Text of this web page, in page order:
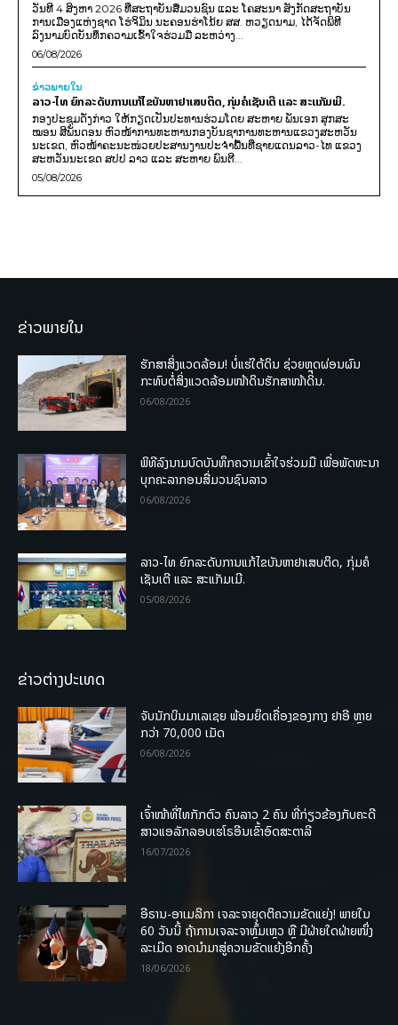
ວັນທີ 4 ສິງຫາ 2026 ທີ່ສະຖາບັນສື່ມວນຊົນ ແລະ ໂຄສະນາ ສັງກັດສະຖາບັນ
ການເມືອງແຫ່ງຊາດ ໂຮ່ຈິມິນ ນະຄອນຮ່າໂນ້ຍ ສສ. ຫວຽດນາມ, ໄດ້ຈັດພິທີ
ລົງນາມບົດບັນທຶກຄວາມເຂົ້າໃຈຮ່ວມມື ລະຫວ່າງ...
06/08/2026
ຂ່າວພາຍ​ໃນ
ລາວ-ໄທ ຍົກລະດັບການແກ້ໄຂບັນຫາຢາເສບຕິດ, ກຸ່ມຄໍເຊັນເຕີ ແລະ ສະແກັມເມີ.
ກອງປະຊຸມດັ່ງກ່າວ ໃຫ້ກຽດເປັນປະທານຮ່ວມໂດຍ ສະຫາຍ ພັນເອກ ສຸກສະ
ໝອນ ສີພັນດອນ ຫົວໜ້າການທະຫານກອງບັນຊາການທະຫານແຂວງສະຫວັນ
ນະເຂດ, ຫົວໜ້າຄະນະໜ່ວຍປະສານງານປະຈຳພື້ນທີ່ຊາຍແດນລາວ-ໄທ ແຂວງ
ສະຫວັນນະເຂດ ສປປ ລາວ ແລະ ສະຫາຍ ພົນຕີ...
05/08/2026
ຂ່າວພາຍໃນ
ຮັກສາສິ່ງແວດລ້ອມ! ບໍ່ແຮ່ໃຕ້ດິນ ຊ່ວຍຫຼຸດຜ່ອນຜົນ
ກະທົບຕໍ່ສິ່ງແວດລ້ອມໜ້າດິນຮັກສາໜ້າດິນ.
06/08/2026
ພິທີລົງນາມບົດບັນທຶກຄວາມເຂົ້າໃຈຮ່ວມມື ເພື່ອພັດທະນາ
ບຸກຄະລາກອນສື່ມວນຊົນລາວ
06/08/2026
ລາວ-ໄທ ຍົກລະດັບການແກ້ໄຂບັນຫາຢາເສບຕິດ, ກຸ່ມຄໍ
ເຊັນເຕີ ແລະ ສະແກັມເມີ.
05/08/2026
ຂ່າວຕ່າງປະເທດ
ຈັບນັກບິນມາເລເຊຍ ພ້ອມຍຶດເຄື່ອງຂອງກາງ ຢາອີ ຫຼາຍ
ກວ່າ 70,000 ເມັດ
06/08/2026
ເຈົ້າໜ້າທີ່ໄທກັກຕົວ ຄົນລາວ 2 ຄົນ ທີ່ກ່ຽວຂ້ອງກັບຄະດີ
ສາວແອລັກລອບເຮໂຣອີນເຂົ້າອົດສະຕາລີ
16/07/2026
ອີຣານ-ອາເມລິກາ ເຈລະຈາຍຸດຕິຄວາມຂັດແຍ່ງ! ພາຍໃນ
60 ວັນນີ້ ຖ້າການເຈລະຈາຫຼົ້ມເຫຼວ ຫຼື ມີຝ່າຍໃດຝ່າຍໜຶ່ງ
ລະເມີດ ອາດນໍາມາສູ່ຄວາມຂັດແຍ້ງອີກຄັ້ງ
18/06/2026